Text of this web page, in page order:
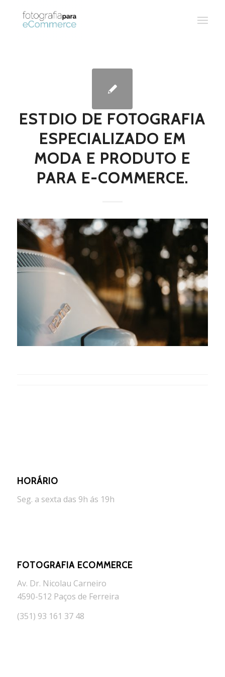
ESTDIO DE FOTOGRAFIA
ESPECIALIZADO EM
MODA E PRODUTO E
PARA E-COMMERCE.
HORÁRIO
Seg. a sexta das 9h ás 19h
FOTOGRAFIA ECOMMERCE
Av. Dr. Nicolau Carneiro
4590-512 Paços de Ferreira
(351) 93 161 37 48